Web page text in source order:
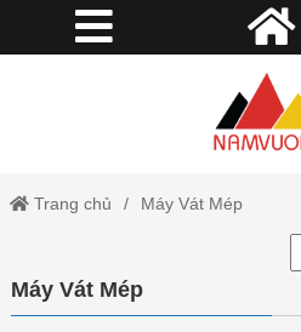
Trang chủ Máy Vát Mép
Máy Vát Mép